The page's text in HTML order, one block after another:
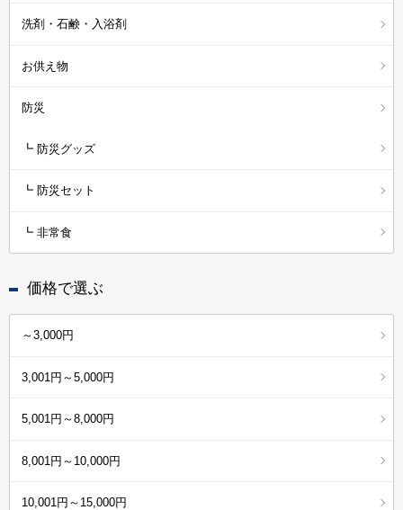
洗剤・石鹸・入浴剤
お供え物
防災
┗ 防災グッズ
┗ 防災セット
┗ 非常食
価格で選ぶ
～3,000円
3,001円～5,000円
5,001円～8,000円
8,001円～10,000円
10,001円～15,000円